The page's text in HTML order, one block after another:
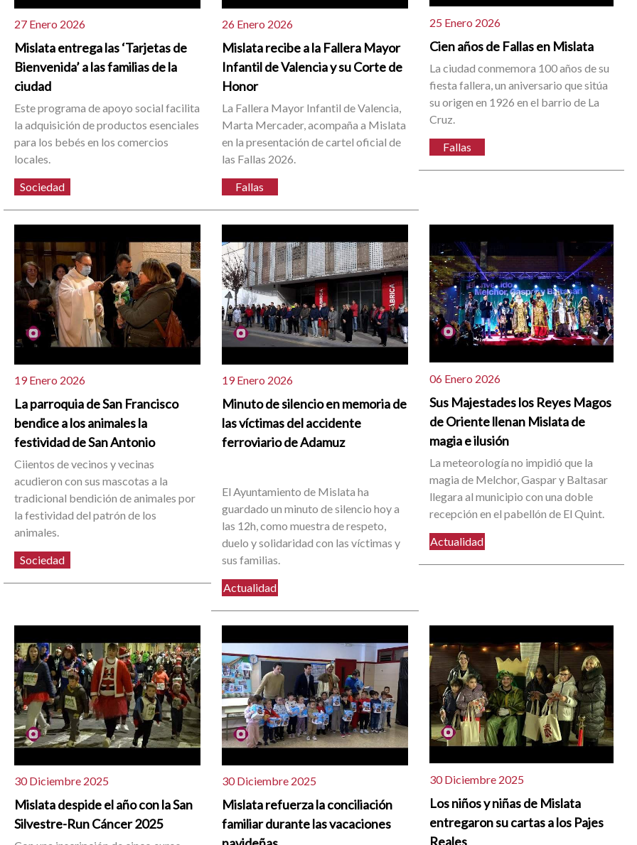
27 Enero 2026
Mislata entrega las ‘Tarjetas de
Bienvenida’ a las familias de la
ciudad
Este programa de apoyo social facilita
la adquisición de productos esenciales
para los bebés en los comercios
locales.
Sociedad
26 Enero 2026
Mislata recibe a la Fallera Mayor
Infantil de Valencia y su Corte de
Honor
La Fallera Mayor Infantil de Valencia,
Marta Mercader, acompaña a Mislata
en la presentación de cartel oficial de
las Fallas 2026.
Fallas
25 Enero 2026
Cien años de Fallas en Mislata
La ciudad conmemora 100 años de su
fiesta fallera, un aniversario que sitúa
su origen en 1926 en el barrio de La
Cruz.
Fallas
19 Enero 2026
La parroquia de San Francisco
bendice a los animales la
festividad de San Antonio
Ciientos de vecinos y vecinas
acudieron con sus mascotas a la
tradicional bendición de animales por
la festividad del patrón de los
animales.
Sociedad
19 Enero 2026
Minuto de silencio en memoria de
las víctimas del accidente
ferroviario de Adamuz
El Ayuntamiento de Mislata ha
guardado un minuto de silencio hoy a
las 12h, como muestra de respeto,
duelo y solidaridad con las víctimas y
sus familias.
Actualidad
06 Enero 2026
Sus Majestades los Reyes Magos
de Oriente llenan Mislata de
magia e ilusión
La meteorología no impidió que la
magia de Melchor, Gaspar y Baltasar
llegara al municipio con una doble
recepción en el pabellón de El Quint.
Actualidad
30 Diciembre 2025
Mislata despide el año con la San
Silvestre-Run Cáncer 2025
30 Diciembre 2025
Mislata refuerza la conciliación
familiar durante las vacaciones
30 Diciembre 2025
Los niños y niñas de Mislata
entregaron su cartas a los Pajes
Reales